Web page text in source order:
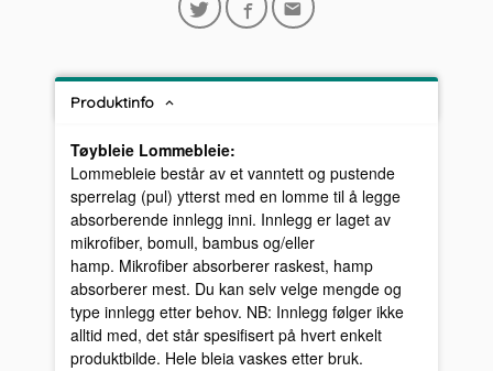
Produktinfo
Tøybleie Lommebleie:
Lommebleie består av et vanntett og pustende
sperrelag (pul) ytterst med en lomme til å legge
absorberende innlegg inni. Innlegg er laget av
mikrofiber, bomull, bambus og/eller
hamp. Mikrofiber absorberer raskest, hamp
absorberer mest. Du kan selv velge mengde og
type innlegg etter behov. NB: Innlegg følger ikke
alltid med, det står spesifisert på hvert enkelt
produktbilde. Hele bleia vaskes etter bruk.